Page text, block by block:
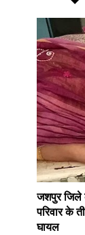
जशपुर जिले
परिवार के
घायल